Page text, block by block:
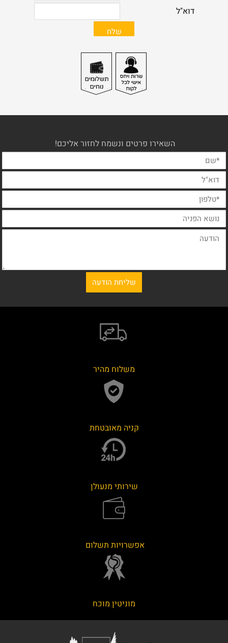
השאירו פרטים ונשמח לחזור אליכם!
משלוח מהיר
קניה מאובטחת
שירותי מנעולן
אפשרויות תשלום
מוניטין מוכח